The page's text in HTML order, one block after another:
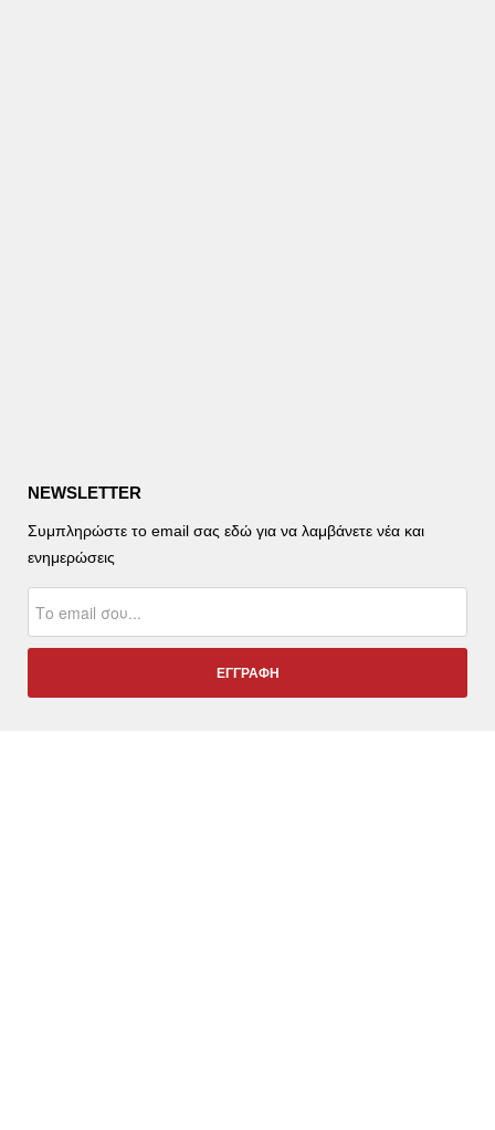
NEWSLETTER
Συμπληρώστε το email σας εδώ για να λαμβάνετε νέα και
ενημερώσεις